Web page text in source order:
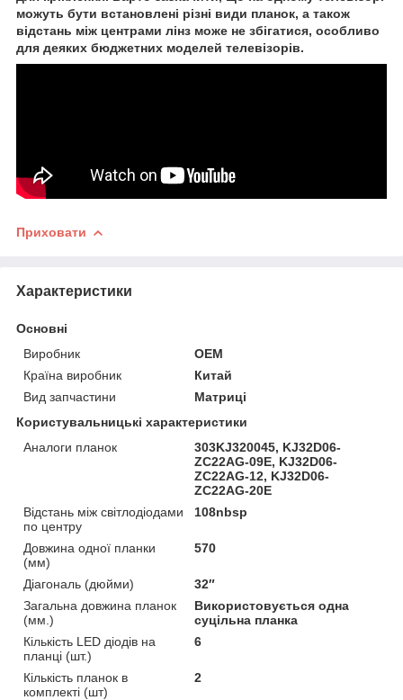
можуть бути встановлені різні види планок, а також
відстань між центрами лінз може не збігатися, особливо
для деяких бюджетних моделей телевізорів.
Приховати
Характеристики
Основні
Виробник
OEM
Країна виробник
Китай
Вид запчастини
Матриці
Користувальницькі характеристики
Аналоги планок
303KJ320045, KJ32D06-
ZC22AG-09E, KJ32D06-
ZC22AG-12, KJ32D06-
ZC22AG-20E
Відстань між світлодіодами
по центру
108nbsp
Довжина одної планки
(мм)
570
Діагональ (дюйми)
32″
Загальна довжина планок
(мм.)
Використовується одна
суцільна планка
Кількість LED діодів на
планці (шт.)
6
Кількість планок в
комплекті (шт)
2